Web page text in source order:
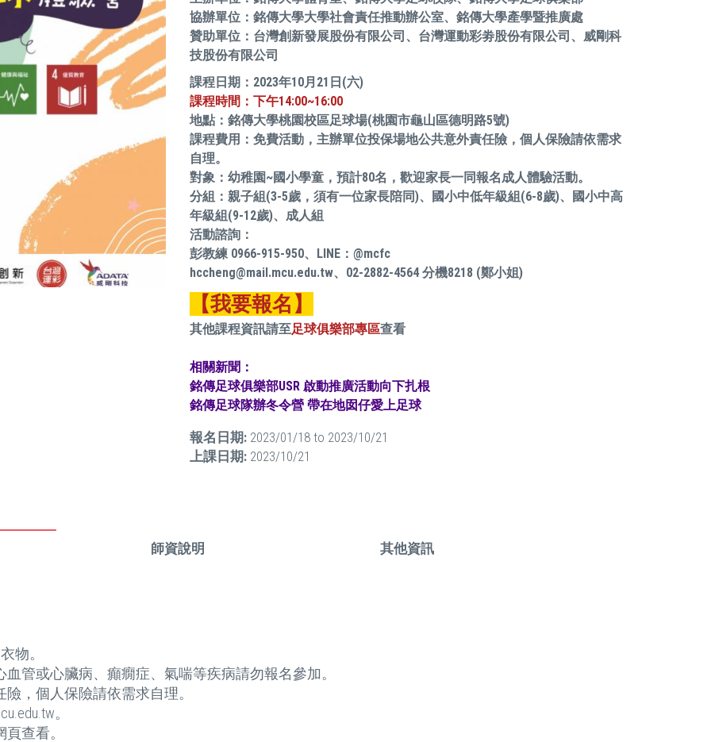
協辦單位：銘傳大學大學社會責任推動辦公室、銘傳大學產學暨推廣處
贊助單位：台灣創新發展股份有限公司、台灣運動彩劵股份有限公司、威剛科
技股份有限公司
課程日期：2023年10月21日(六)
課程時間：下午14:00~16:00
地點：銘傳大學桃園校區足球場(桃園市龜山區德明路5號)
課程費用：免費活動，主辦單位投保場地公共意外責任險，個人保險請依需求
自理。
對象：幼稚園~國小學童，預計80名，歡迎家長一同報名成人體驗活動。
分組：親子組(3-5歲，須有一位家長陪同)、國小中低年級組(6-8歲)、國小中高
年級組(9-12歲)、成人組
活動諮詢：
彭教練 0966-915-950、LINE：@mcfc
hccheng@mail.mcu.edu.tw、02-2882-4564 分機8218 (鄭小姐)
【我要報名】
其他課程資訊請至足球俱樂部專區查看
相關新聞：
銘傳足球俱樂部USR 啟動推廣活動向下扎根
銘傳足球隊辦冬令營 帶在地囡仔愛上足球
報名日期: 2023/01/18 to 2023/10/21
上課日期: 2023/10/21
師資說明 其他資訊
物。
管或心臟病、癲癇症、氣喘等疾病請勿報名參加。
，個人保險請依需求自理。
。
查看。